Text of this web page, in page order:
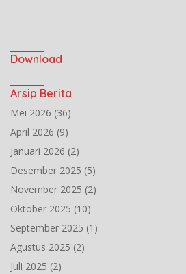
Download
Arsip Berita
Mei 2026 (36)
April 2026 (9)
Januari 2026 (2)
Desember 2025 (5)
November 2025 (2)
Oktober 2025 (10)
September 2025 (1)
Agustus 2025 (2)
Juli 2025 (2)